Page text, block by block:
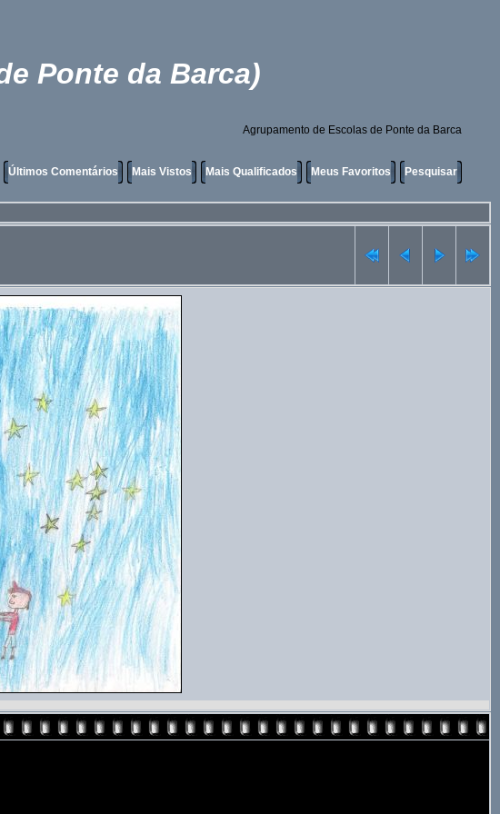
Ponte da Barca)
Agrupamento de Escolas de Ponte da Barca
Últimos Comentários Mais Vistos Mais Qualificados Meus Favoritos Pesquisar